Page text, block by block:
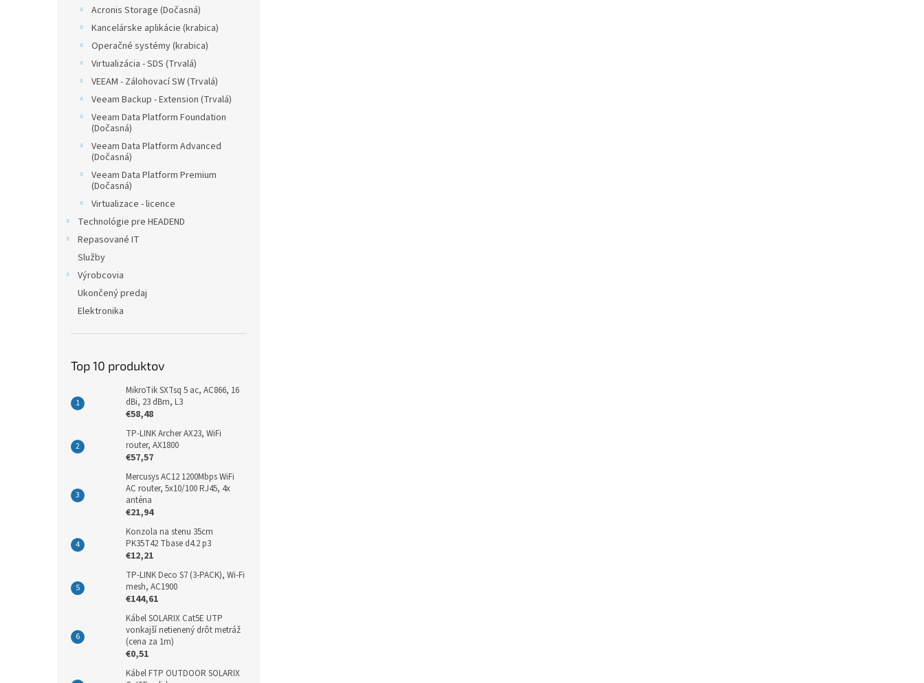
Acronis Storage (Dočasná)
Kancelárske aplikácie (krabica)
Operačné systémy (krabica)
Virtualizácia - SDS (Trvalá)
VEEAM - Zálohovací SW (Trvalá)
Veeam Backup - Extension (Trvalá)
Veeam Data Platform Foundation
(Dočasná)
Veeam Data Platform Advanced
(Dočasná)
Veeam Data Platform Premium
(Dočasná)
Virtualizace - licence
Technológie pre HEADEND
Repasované IT
Služby
Výrobcovia
Ukončený predaj
Elektronika
Top 10 produktov
MikroTik SXTsq 5 ac, AC866, 16
dBi, 23 dBm, L3
€58,48
TP-LINK Archer AX23, WiFi
router, AX1800
€57,57
Mercusys AC12 1200Mbps WiFi
AC router, 5x10/100 RJ45, 4x
anténa
€21,94
Konzola na stenu 35cm
PK35T42 Tbase d4.2 p3
€12,21
TP-LINK Deco S7 (3-PACK), Wi-Fi
mesh, AC1900
€144,61
Kábel SOLARIX Cat5E UTP
vonkajší netienený drôt metráž
(cena za 1m)
€0,51
Kábel FTP OUTDOOR SOLARIX